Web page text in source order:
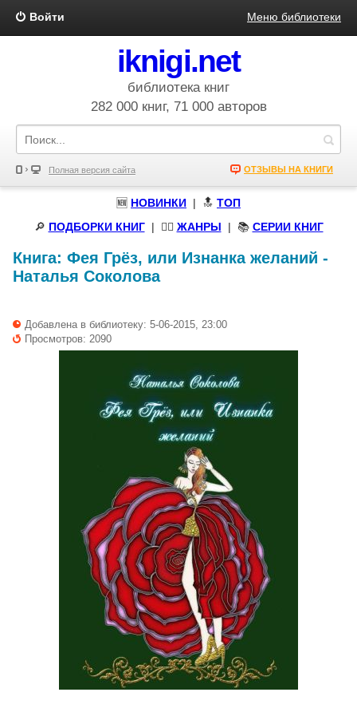
Войти Меню библиотеки
iknigi.net
библиотека книг
282 000 книг, 71 000 авторов
Полная версия сайта ОТЗЫВЫ НА КНИГИ
🆕 НОВИНКИ | 🔝 ТОП
🔎 ПОДБОРКИ КНИГ| 🧝‍♀️ ЖАНРЫ | 📚 СЕРИИ КНИГ
Книга: Фея Грёз, или Изнанка желаний -
Наталья Соколова
Добавлена в библиотеку: 5-06-2015, 23:00
Просмотров: 2090